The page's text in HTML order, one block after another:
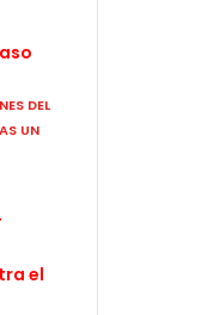
DEL
UN
el